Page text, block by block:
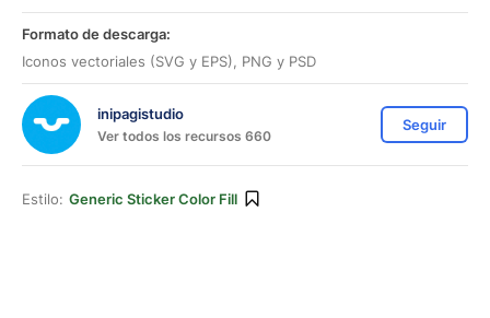
Formato de descarga:
Iconos vectoriales (SVG y EPS), PNG y PSD
inipagistudio
Ver todos los recursos 660
Seguir
Estilo: Generic Sticker Color Fill